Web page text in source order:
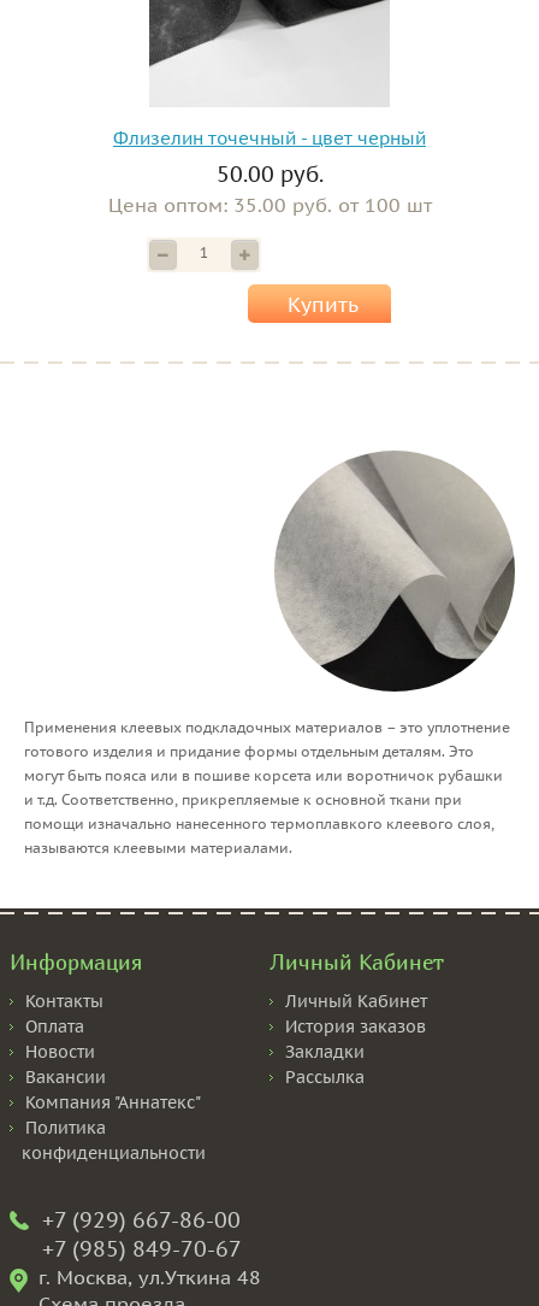
Флизелин точечный - цвет черный
50.00 руб.
Цена оптом: 35.00 руб. от 100 шт
Купить
Применения клеевых подкладочных материалов – это уплотнение
готового изделия и придание формы отдельным деталям. Это
могут быть пояса или в пошиве корсета или воротничок рубашки
и т.д. Соответственно, прикрепляемые к основной ткани при
помощи изначально нанесенного термоплавкого клеевого слоя,
называются клеевыми материалами.
Информация
Контакты
Оплата
Новости
Вакансии
Компания "Аннатекс"
Политика
конфиденциальности
Личный Кабинет
Личный Кабинет
История заказов
Закладки
Рассылка
+7 (929) 667-86-00
+7 (985) 849-70-67
г. Москва, ул.Уткина 48